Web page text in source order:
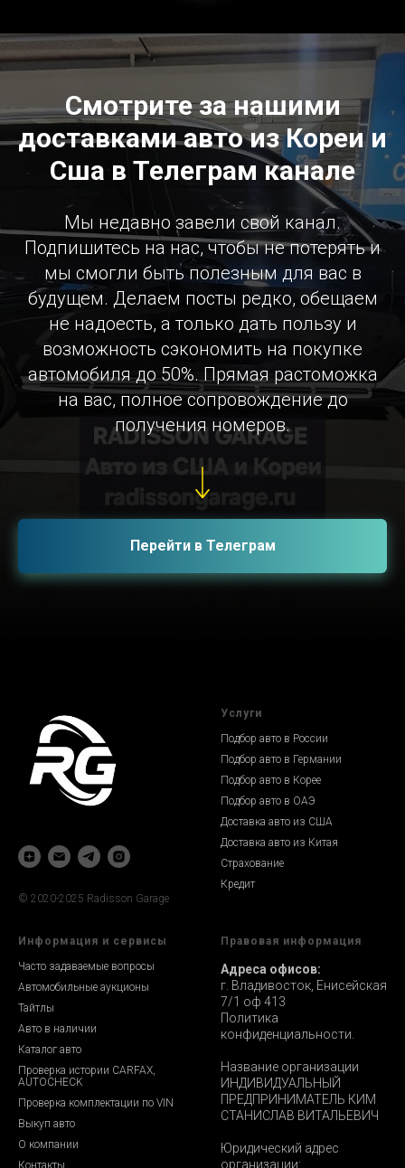
Смотрите за нашими
доставками авто из Кореи и
Сша в Телеграм канале
Мы недавно завели свой канал.
Подпишитесь на нас, чтобы не потерять и
мы смогли быть полезным для вас в
будущем. Делаем посты редко, обещаем
не надоесть, а только дать пользу и
возможность сэкономить на покупке
автомобиля до 50%. Прямая растоможка
на вас, полное сопровождение до
получения номеров.
Перейти в Телеграм
© 2020-2025 Radisson Garage
Услуги
Подбор авто в России
Подбор авто в Германии
Подбор авто в Корее
Подбор авто в ОАЭ
Доставка авто из США
Доставка авто из Китая
Страхование
Кредит
Информация и сервисы
Часто задаваемые вопросы
Автомобильные аукционы
Тайтлы
Авто в наличии
Каталог авто
Проверка истории CARFAX,
AUTOCHECK
Проверка комплектации по VIN
Выкуп авто
О компании
Контакты
Правовая информация
Адреса офисов:
г. Владивосток, Енисейская
7/1 оф 413
Политика
конфиденциальности.
Название организации
ИНДИВИДУАЛЬНЫЙ
ПРЕДПРИНИМАТЕЛЬ КИМ
СТАНИСЛАВ ВИТАЛЬЕВИЧ
Юридический адрес
организации: